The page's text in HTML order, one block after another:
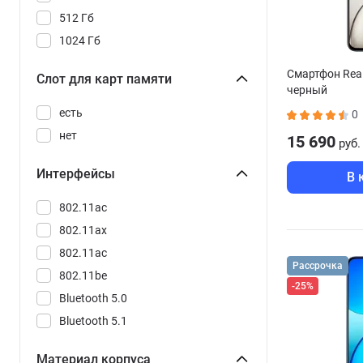
Spark Go 2
X7
X7 Pro
X8 Pro
Y28
iPhone 16
iPhone 16 Plus
iPhone 17
iPhone 17 Pro
iPhone 17 Pro Max
512 Гб
1024 Гб
Слот для карт памяти
есть
нет
Интерфейсы
802.11ac
802.11ax
802.11aс
802.11be
Bluetooth 5.0
Bluetooth 5.1
Материал корпуса
Смартфон
черный
0
15 690 руб.
В
Рассрочка
-25%